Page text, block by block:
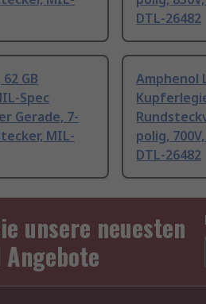
DTL-26482
GB
Spec
Gerade, 7-
MIL-
Amphenol
polig,
DTL-26482
unsere neuesten